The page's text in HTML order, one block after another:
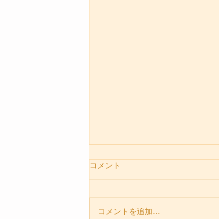
コメント
コメントを追加…